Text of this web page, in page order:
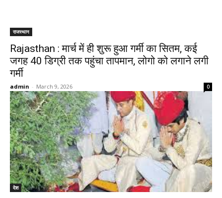
राजस्थान
Rajasthan : मार्च में ही शुरू हुआ गर्मी का सितम, कई
जगह 40 डिग्री तक पहुंचा तापमान, लोगो को लगाने लगी
गर्मी
admin - March 9, 2026 0
देश